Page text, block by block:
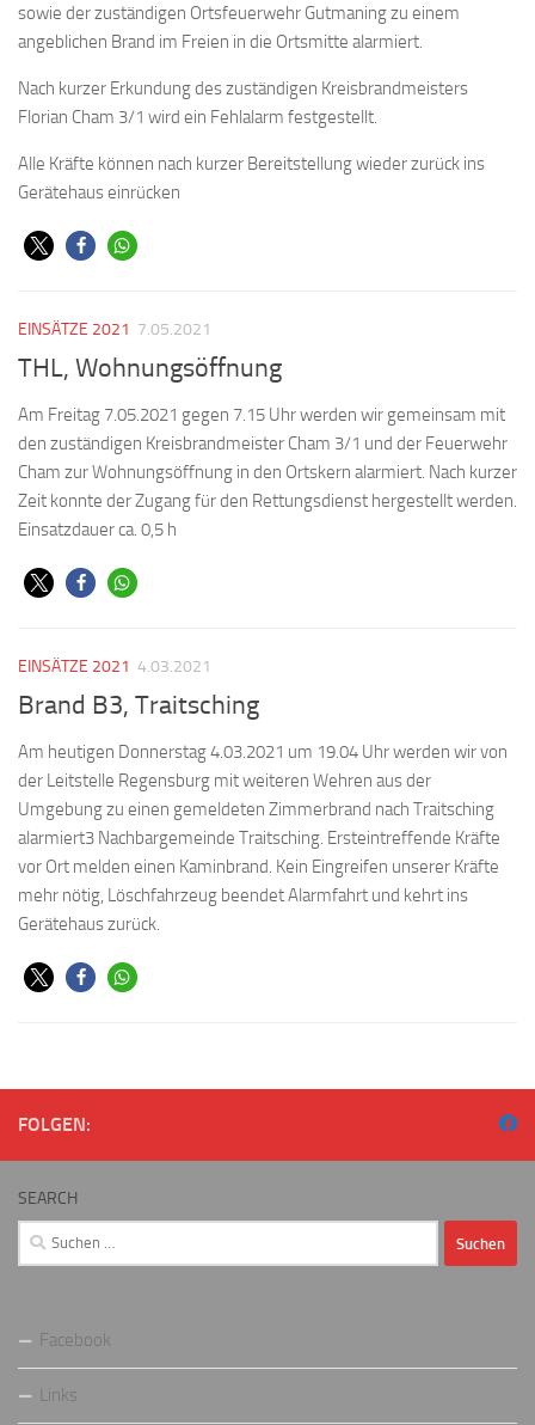
sowie der zuständigen Ortsfeuerwehr Gutmaning zu einem
angeblichen Brand im Freien in die Ortsmitte alarmiert.
Nach kurzer Erkundung des zuständigen Kreisbrandmeisters
Florian Cham 3/1 wird ein Fehlalarm festgestellt.
Alle Kräfte können nach kurzer Bereitstellung wieder zurück ins
Gerätehaus einrücken
EINSÄTZE 2021 7.05.2021
THL, Wohnungsöffnung
Am Freitag 7.05.2021 gegen 7.15 Uhr werden wir gemeinsam mit
den zuständigen Kreisbrandmeister Cham 3/1 und der Feuerwehr
Cham zur Wohnungsöffnung in den Ortskern alarmiert. Nach kurzer
Zeit konnte der Zugang für den Rettungsdienst hergestellt werden.
Einsatzdauer ca. 0,5 h
EINSÄTZE 2021 4.03.2021
Brand B3, Traitsching
Am heutigen Donnerstag 4.03.2021 um 19.04 Uhr werden wir von
der Leitstelle Regensburg mit weiteren Wehren aus der
Umgebung zu einen gemeldeten Zimmerbrand nach Traitsching
alarmiert3 Nachbargemeinde Traitsching. Ersteintreffende Kräfte
vor Ort melden einen Kaminbrand. Kein Eingreifen unserer Kräfte
mehr nötig, Löschfahrzeug beendet Alarmfahrt und kehrt ins
Gerätehaus zurück.
FOLGEN:
SEARCH
Suchen
nach:
Facebook
Links